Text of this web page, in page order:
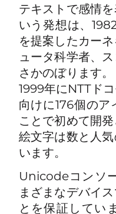
テキストで感情
いう発想は、
を提案したカー
ュータ科学者、
さかのぼります
1999年にNTTド
向けに176個の
ことで初めて開
絵文字は数と人
います。
Unicodeコンソ
まざまなデバイ
とを保証してい